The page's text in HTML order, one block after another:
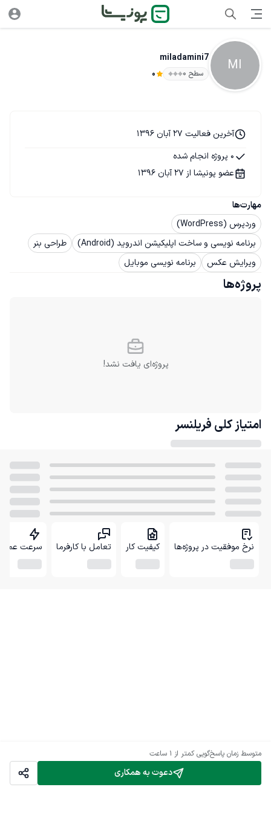
MI
miladamini7
سطح ۰ 0
دعوت به همکاری
متوسط زمان پاسخ‌گویی کمتر از 1 ساعت
مهارت‌ها
وردپرس (WordPress)
برنامه نویسی و ساخت اپلیکیشن اندروید (Android)
طراحی بنر
ویرایش عکس
برنامه نویسی موبایل
آخرین فعالیت 27 آبان 1396
0 پروژه انجام شده
عضو پونیشا از 27 آبان 1396
پروژه‌ها
پروژه‌ای یافت نشد!
امتیاز کلی فریلنسر
نرخ موفقیت در پروژه‌ها کیفیت کار تعامل با کارفرما سرعت عمل